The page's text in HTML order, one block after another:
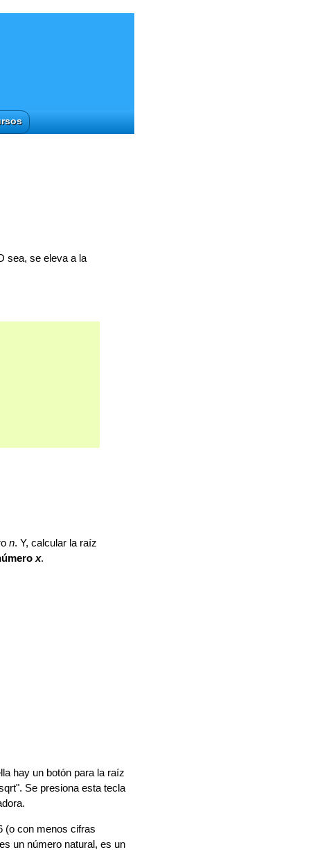
sea, se eleva a la
n. Y, calcular la raíz
x.
hay un botón para la raíz
Se presiona esta tecla
(o con menos cifras
un número natural, es un